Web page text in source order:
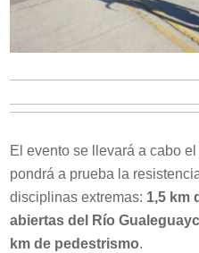
El evento se llevará a cabo el
pondrá a prueba la
disciplinas extremas: 1,5 km
abiertas del Río
km de pedestrismo.